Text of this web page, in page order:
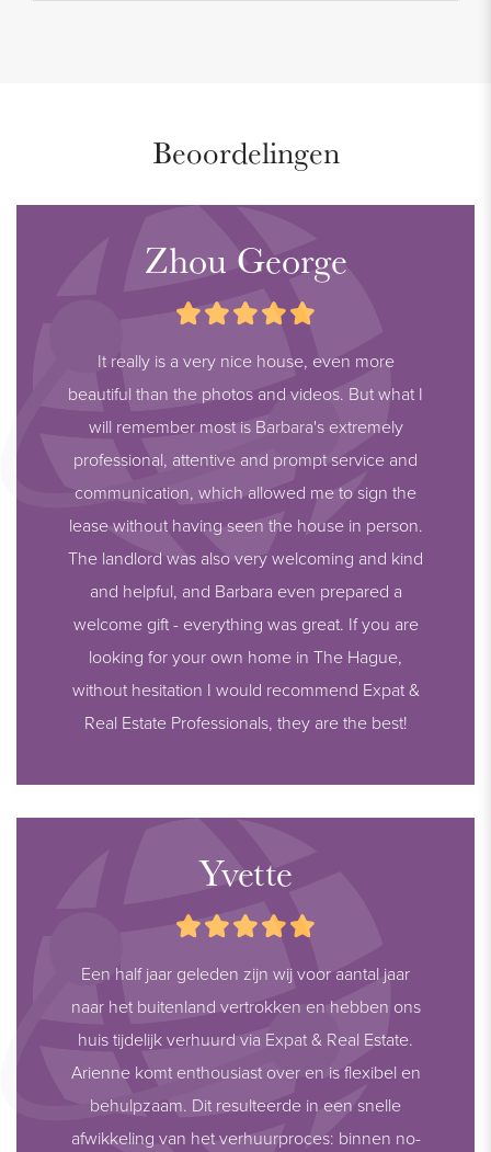
Beoordelingen
Zhou George
It really is a very nice house, even more
beautiful than the photos and videos. But what I
will remember most is Barbara's extremely
professional, attentive and prompt service and
communication, which allowed me to sign the
lease without having seen the house in person.
The landlord was also very welcoming and kind
and helpful, and Barbara even prepared a
welcome gift - everything was great. If you are
looking for your own home in The Hague,
without hesitation I would recommend Expat &
Real Estate Professionals, they are the best!
Yvette
Een half jaar geleden zijn wij voor aantal jaar
naar het buitenland vertrokken en hebben ons
huis tijdelijk verhuurd via Expat & Real Estate.
Arienne komt enthousiast over en is flexibel en
behulpzaam. Dit resulteerde in een snelle
afwikkeling van het verhuurproces: binnen no-